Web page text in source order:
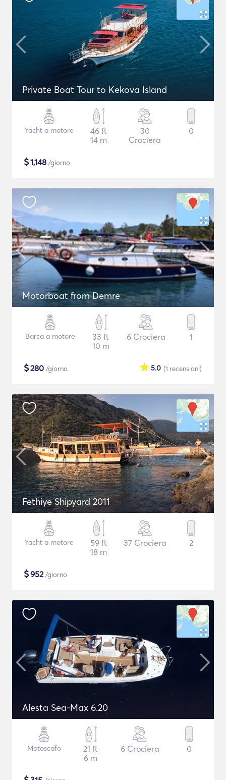
Private Boat Tour to Kekova Island
Yacht a motore
46 ft
14 m
30
Crociera
0
$1,148 /giorno
Motorboat from Demre
Barca a motore
33 ft
10 m
6 Crociera 1
$280 /giorno (1 recensioni)
5.0
Fethiye Shipyard 2011
Yacht a motore
59 ft
18 m
37 Crociera 2
$952/giorno
Alesta Sea-Max 6.20
Motoscafo
21 ft
6 m
6 Crociera 0